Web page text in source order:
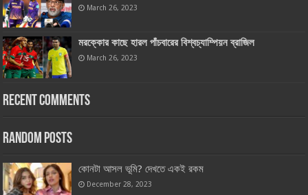
March 26, 2023
মরক্কোর কাছে হারল পাঁচবারের বিশ্বচ্যাম্পিয়ন ব্রাজিল
March 26, 2023
Recent Comments
Random Posts
কোনটা আসল ভূমি? দেখতে একই রকম
December 28, 2023